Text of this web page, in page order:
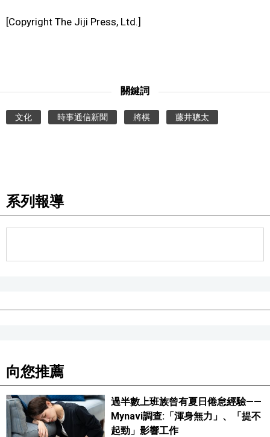
[Copyright The Jiji Press, Ltd.]
關鍵詞
文化 時事通信新聞 將棋 藤井聰太
系列報導
向您推薦
過半數上班族曾有夏日倦怠經驗——
Mynavi調查:「渾身無力」、「提不
起勁」影響工作